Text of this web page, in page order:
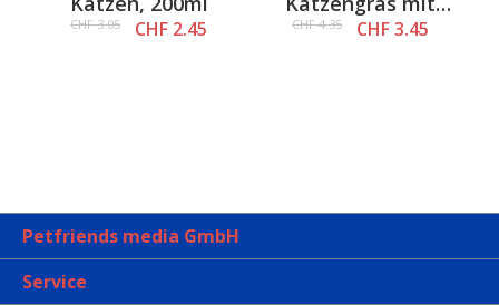
CHF 3.05 CHF 2.45
natürlicher
CHF 4.35 CHF 3.45
Petfriends media GmbH
Service